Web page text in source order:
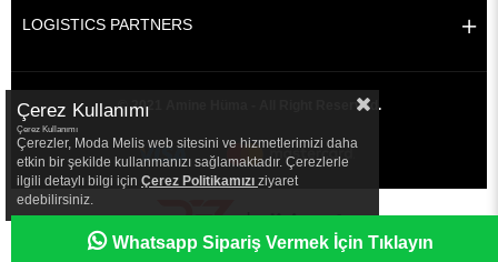
LOGISTICS PARTNERS
© 2021 Amine Hüma - All Right Reserved.
Whatsapp Sipariş Vermek İçin Tıklayın
|
Çerez Kullanımı
Çerez Kullanımı
Çerezler, Moda Melis web sitesini ve hizmetlerimizi daha
etkin bir şekilde kullanmanızı sağlamaktadır. Çerezlerle
ilgili detaylı bilgi için Çerez Politikamızı ziyaret
edebilirsiniz.